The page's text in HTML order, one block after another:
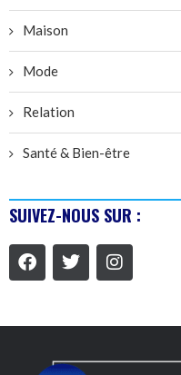
Maison
Mode
Relation
Santé & Bien-être
SUIVEZ-NOUS SUR :